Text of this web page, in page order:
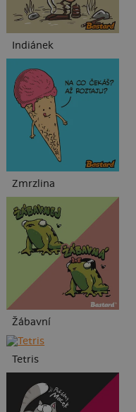
Indiánek
Zmrzlina
Žábavní
Tetris